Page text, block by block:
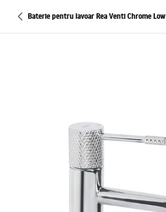
Baterie pentru lavoar Rea Venti Chrome Low